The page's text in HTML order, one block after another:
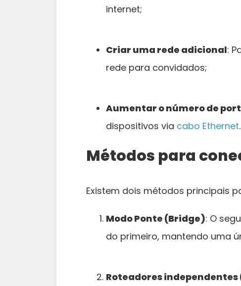
internet;
Criar uma rede adicional:
rede para convidados;
Aumentar o número de
dispositivos via cabo Ethernet.
Métodos para
Existem dois métodos principais
Modo Ponte (Bridge): O
do primeiro, mantendo uma
Roteadores